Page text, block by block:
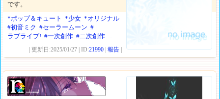
です。
*ポップ＆キュート
*少女 *オリジナル
#初音ミク #セーラームーン #
ラブライブ! #一次創作 #二次創作 ...
| 更新日:2025/01/27 | ID:21990 |報告